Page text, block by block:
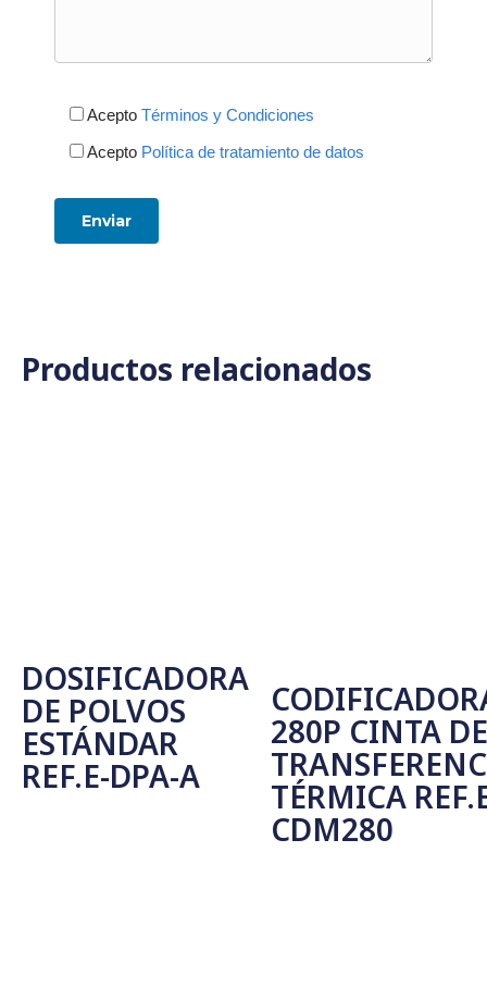
Acepto Términos y Condiciones
Acepto Política de tratamiento de datos
Productos relacionados
DOSIFICADORA
DE POLVOS
ESTÁNDAR
REF.E-DPA-A
280P CINTA DE
TÉRMICA
CDM280